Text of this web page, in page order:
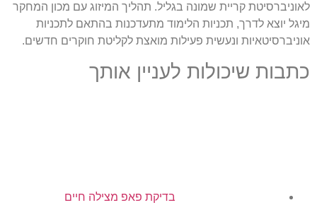
לאוניברסיטת קריית שמונה בגליל. תהליך המיזוג עם מכון המחקר
מיגל יוצא לדרך, תכניות הלימוד מתעדכנות בהתאם לתכניות
אוניברסיטאיות ונעשית פעילות מואצת לקליטת חוקרים חדשים.
כתבות שיכולות לעניין אותך
בדיקת פאפ מצילה חיים